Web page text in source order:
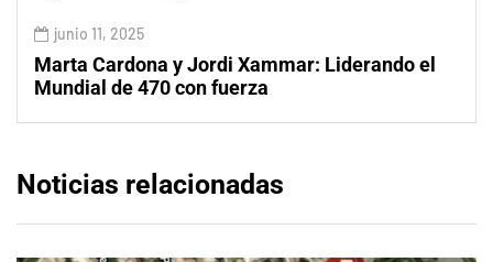
junio 11, 2025
Marta Cardona y Jordi Xammar: Liderando el
Mundial de 470 con fuerza
Noticias relacionadas